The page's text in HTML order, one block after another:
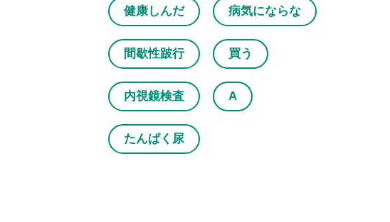
健康しんだ 病気にならな
間歇性跛行 買う
内視鏡検査 A
たんぱく尿